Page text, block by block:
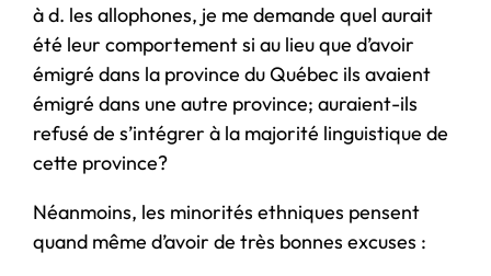
à d. les allophones, je me demande quel aurait
été leur comportement si au lieu que d’avoir
émigré dans la province du Québec ils avaient
émigré dans une autre province; auraient-ils
refusé de s’intégrer à la majorité linguistique de
cette province?
Néanmoins, les minorités ethniques pensent
quand même d’avoir de très bonnes excuses :